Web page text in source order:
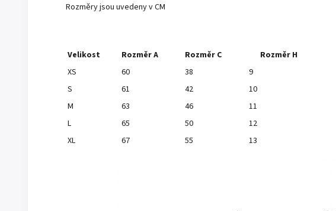
Rozměryjsou uvedenyvCM
Velikost RozměrA Rozměr C Rozměr H
XS
60 38
9
S
61 42
10
M
63 46
11
L
65 50
12
XL
67 55 13